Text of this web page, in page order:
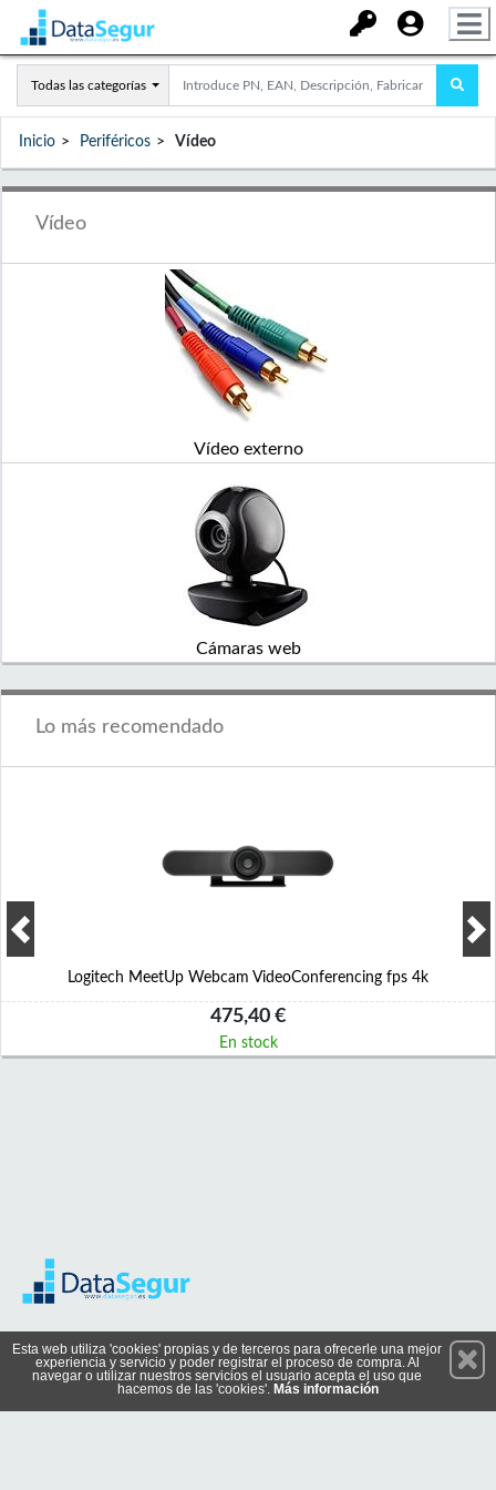
Todas las categorías
Inicio Periféricos Vídeo
Vídeo
Vídeo externo
Cámaras web
Lo más recomendado
Logitech MeetUp Webcam VideoConferencing fps 4k
475,40 €
En stock
Suscríbete
Esta web utiliza 'cookies' propias y de terceros para ofrecerle una mejor
experiencia y servicio y poder registrar el proceso de compra. Al
navegar o utilizar nuestros servicios el usuario acepta el uso que
hacemos de las 'cookies'. Más información